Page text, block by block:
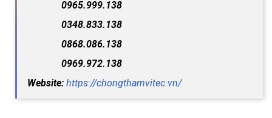
0965.999.138
0348.833.138
0868.086.138
0969.972.138
Website: https://chongthamvitec.vn/